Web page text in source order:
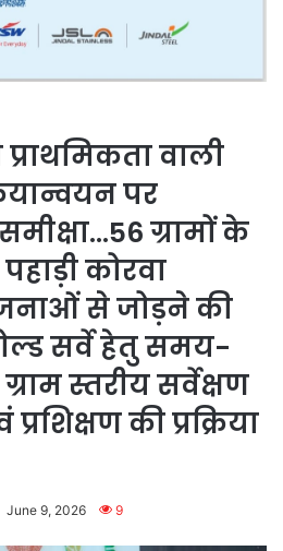
वाली
पर
ग्रामों के
कोरवा
से जोड़ने की
सर्वे हेतु समय-
ग्राम स्तरीय सर्वेक्षण
की प्रक्रिया
June 9, 2026 9